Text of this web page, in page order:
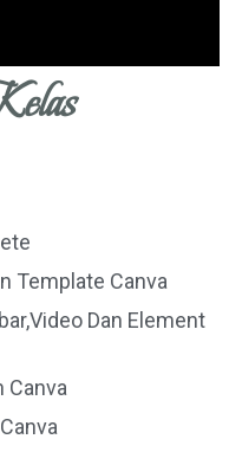
Template Canva
Dan Element
Canva